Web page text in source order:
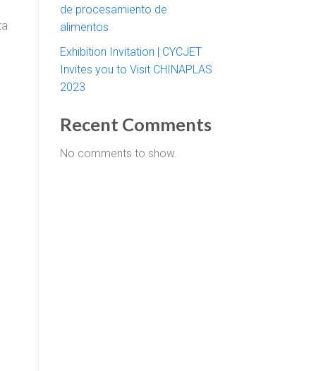
de procesamiento de
alimentos
Exhibition Invitation | CYCJET
Invites you to Visit CHINAPLAS
2023
Recent Comments
No comments to show.